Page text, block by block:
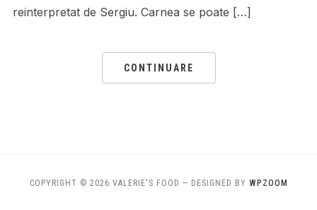
reinterpretat de Sergiu. Carnea se poate […]
CONTINUARE
COPYRIGHT © 2026 VALERIE'S FOOD — DESIGNED BY WPZOOM